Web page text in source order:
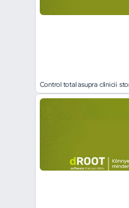
Control total asupra clinicii